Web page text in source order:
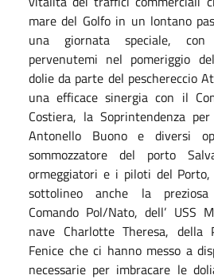
mare del Golfo in un lontano
una giornata speciale,
pervenutemi nel pomeriggio
dolie da parte del peschereccio
una efficace sinergia con il
Costiera, la Soprintendenza
Antonello Buono e diversi
sommozzatore del porto
ormeggiatori e i piloti del
sottolineo anche la preziosa
Comando Pol/Nato, dell’ USS
nave Charlotte Theresa, della
Fenice che ci hanno messo a
necessarie per imbracare le